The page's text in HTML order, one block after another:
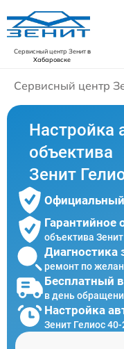
Сервисный центр Зенитв
Хабаровске
Сервисный центр
Настройка
объектива
Зенит
Гарантийное
объектива
Диагностика
ремонт по
Бесплатный
в день
Настройка
Зенит Гелиос